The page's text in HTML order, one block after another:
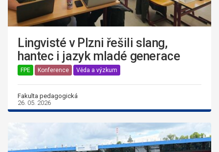
Lingvisté v Plzni řešili slang,
hantec i jazyk mladé generace
FPE Konference Věda a výzkum
Fakulta pedagogická
26. 05. 2026